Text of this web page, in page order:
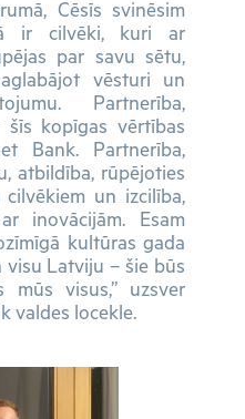
Cēsīs svinēsim
ir cilvēki, kuri ar
par savu sētu,
vēsturi un
Partnerība,
kopīgas vērtības
Bank. Partnerība,
atbildība, rūpējoties
un izcilība,
inovācijām. Esam
kultūras gada
visu Latviju – šie būs
mūs visus,” uzsver
valdes locekle.